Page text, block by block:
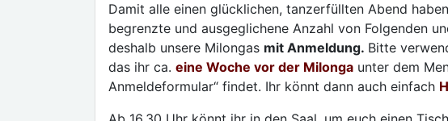
Damit alle einen glücklichen, tanzerfüllten Abend
begrenzte und ausgeglichene Anzahl von Folgenden
deshalb unsere Milongas mit Anmeldung. Bitte
das ihr ca. eine Woche vor der Milonga unter dem
Anmeldeformular“ findet. Ihr könnt dann auch einfach